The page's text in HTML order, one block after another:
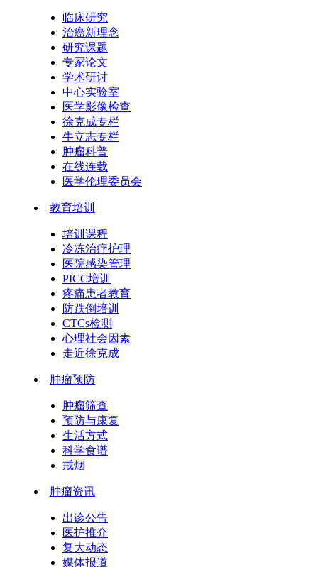
临床研究
治癌新理念
研究课题
专家论文
学术研讨
中心实验室
医学影像检查
徐克成专栏
牛立志专栏
肿瘤科普
在线连载
医学伦理委员会
教育培训
培训课程
冷冻治疗护理
医院感染管理
PICC培训
疼痛患者教育
防跌倒培训
CTCs检测
心理社会因素
走近徐克成
肿瘤预防
肿瘤筛查
预防与康复
生活方式
科学食谱
戒烟
肿瘤资讯
出诊公告
医护推介
复大动态
媒体报道